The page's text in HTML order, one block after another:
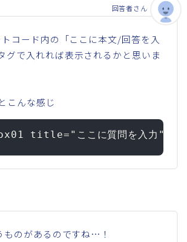
コード内の「ここに本文/回答を入
グで入れれば表示されるかと思いま
こんな感じ
title="ここに質問を入力"]
回答者さん
ものがあるのですね…！